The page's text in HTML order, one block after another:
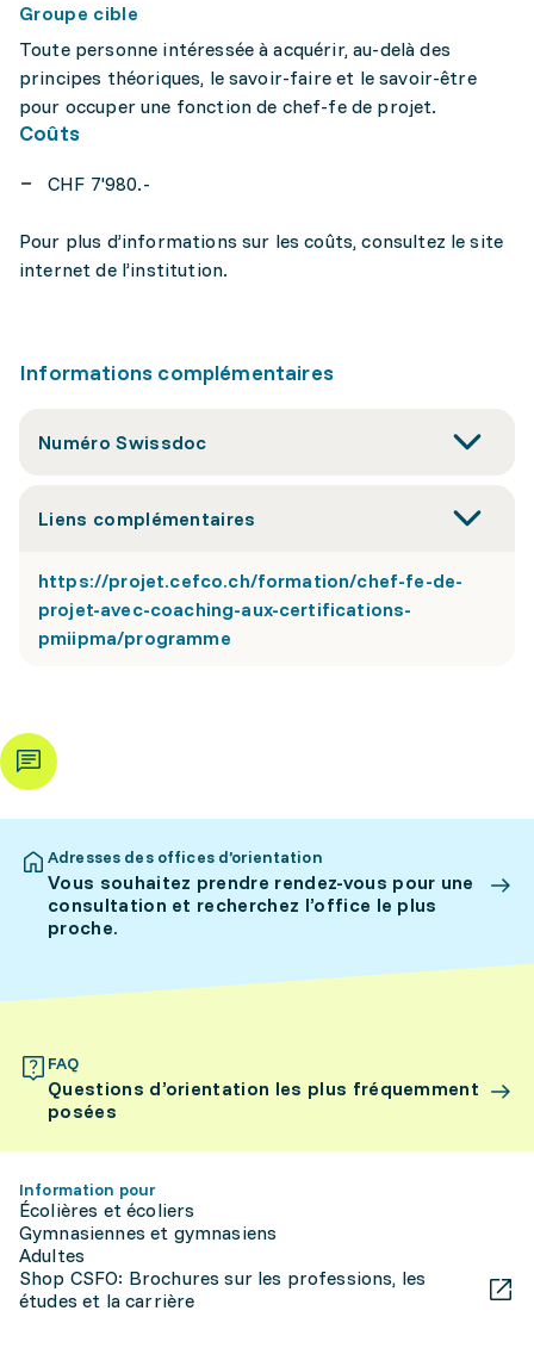
Groupe cible
Toute personne intéressée à acquérir, au-delà des
principes théoriques, le savoir-faire et le savoir-être
pour occuper une fonction de chef-fe de projet.
Coûts
CHF 7'980.-
Pour plus d’informations sur les coûts, consultez le site
internet de l’institution.
Informations complémentaires
Numéro Swissdoc
Liens complémentaires
https://projet.cefco.ch/formation/chef-fe-de-
projet-avec-coaching-aux-certifications-
pmiipma/programme
Adresses des offices d’orientation
Vous souhaitez prendre rendez-vous pour une
consultation et recherchez l’office le plus
proche.
FAQ
Questions d’orientation les plus fréquemment
posées
Information pour
Écolières et écoliers
Gymnasiennes et gymnasiens
Adultes
Shop CSFO: Brochures sur les professions, les
études et la carrière